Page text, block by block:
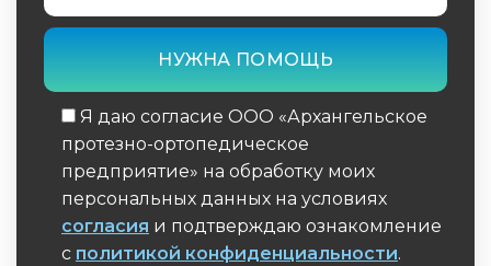
Я даю согласие ООО «Архангельское
протезно-ортопедическое
предприятие» на обработку моих
персональных данных на условиях
согласия и подтверждаю ознакомление
с политикой конфиденциальности.